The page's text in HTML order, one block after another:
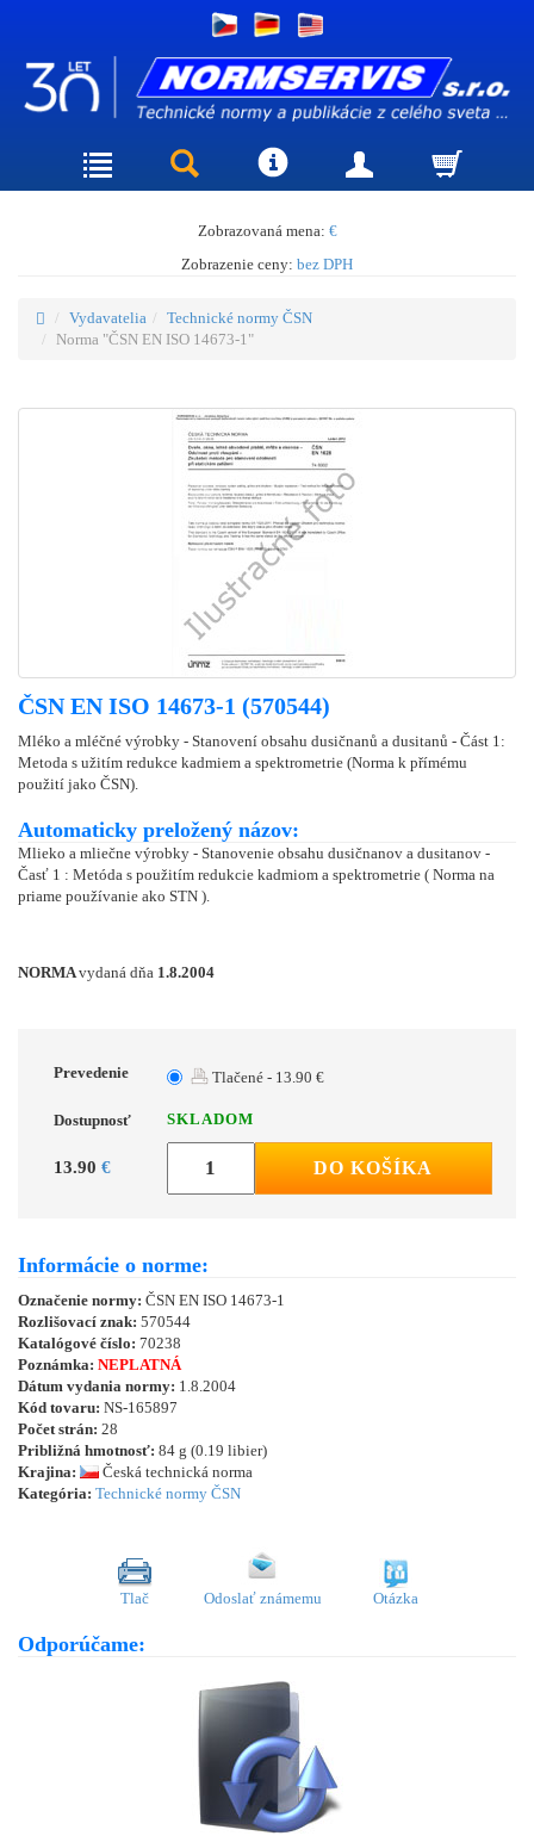
Zobrazovaná mena: €
Zobrazenie ceny: bez DPH
Vydavatelia
Technické normy ČSN
Norma "ČSN EN ISO 14673-1"
ČSN EN ISO 14673-1 (570544)
Mléko a mléčné výrobky - Stanovení obsahu dusičnanů a dusitanů - Část 1:
Metoda s užitím redukce kadmiem a spektrometrie (Norma k přímému
použití jako ČSN).
Automaticky preložený názov:
Mlieko a mliečne výrobky - Stanovenie obsahu dusičnanov a dusitanov -
Časť 1 : Metóda s použitím redukcie kadmiom a spektrometrie ( Norma na
priame používanie ako STN ).
NORMAvydaná dňa 1.8.2004
Prevedenie Tlačené - 13.90 €
Dostupnosť SKLADOM
13.90 € DO KOŠÍKA
Informácie o norme:
Označenie normy: ČSN EN ISO 14673-1
Rozlišovací znak: 570544
Katalógové číslo: 70238
Poznámka: NEPLATNÁ
Dátum vydania normy: 1.8.2004
Kód tovaru: NS-165897
Počet strán: 28
Približná hmotnosť: 84 g (0.19 libier)
Krajina:
Česká technická norma
Kategória: Technické normy ČSN
Tlač Odoslať známemu Otázka
Odporúčame: